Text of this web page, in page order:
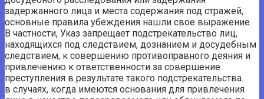
задержанного лица и места содержания под стражей,
основные правила убеждения нашли свое выражение.
В частности, Указ запрещает подстрекательство лиц,
находящихся под следствием, дознанием и досудебным
следствием, к совершению противоправного деяния и
привлечению к ответственности за совершение
преступления в результате такого подстрекательства.
в случаях, когда имеются основания для привлечения